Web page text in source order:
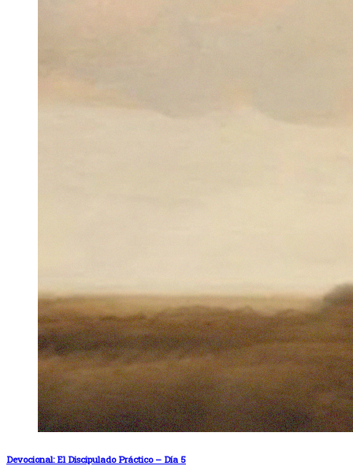
Devocional: El Discipulado Práctico – Día 5